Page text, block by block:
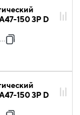
150 3P D
D
150 3P D